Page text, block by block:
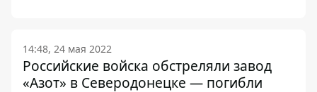
14:48, 24 мая 2022
Российские войска обстреляли завод
«Азот» в Северодонецке — погибли